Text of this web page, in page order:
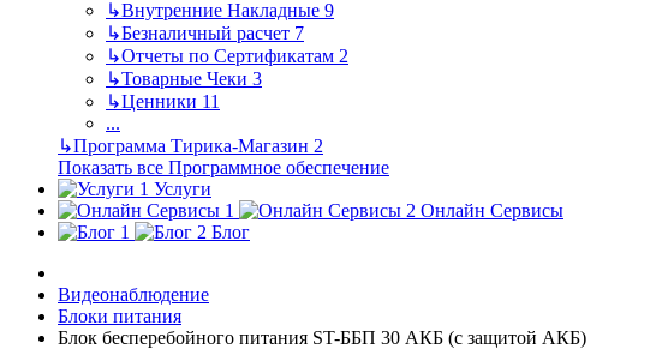
↳Внутренние Накладные 9
↳Безналичный расчет 7
↳Отчеты по Сертификатам 2
↳Товарные Чеки 3
↳Ценники 11
...
↳Программа Тирика-Магазин 2
Показать все Программное обеспечение
Услуги
Онлайн Сервисы
Блог
Видеонаблюдение
Блоки питания
Блок бесперебойного питания ST-ББП 30 АКБ (с защитой АКБ)